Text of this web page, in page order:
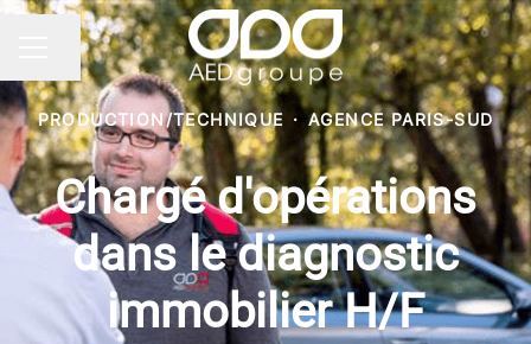
MENU CARRIÈRE
Partager la page
PRODUCTION/TECHNIQUE · AGENCE PARIS-SUD
Chargé d'opérations
dans le diagnostic
immobilier H/F